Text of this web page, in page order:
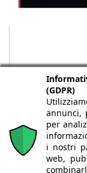
Chi siamo
(GDPR)
annunci,
per
i nostri
web,